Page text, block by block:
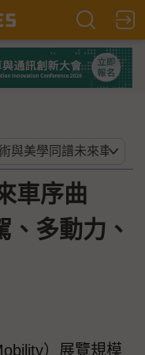
車序曲
多動力、
）展覽規模